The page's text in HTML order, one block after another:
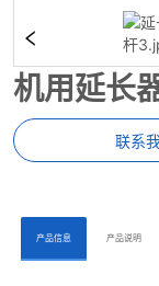
机用延长
联系我
ㅤㅤ产品信息ㅤㅤ ㅤㅤ产品说明ㅤㅤ